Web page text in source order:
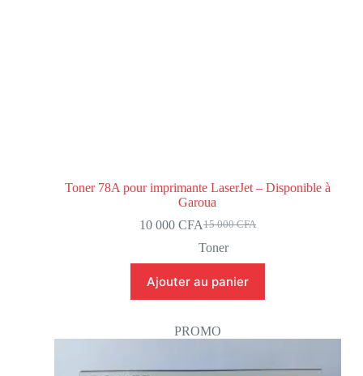
Toner 78A pour imprimante LaserJet – Disponible à
Garoua
15 000CFA
10 000 CFA
Toner
Ajouter au panier
PROMO